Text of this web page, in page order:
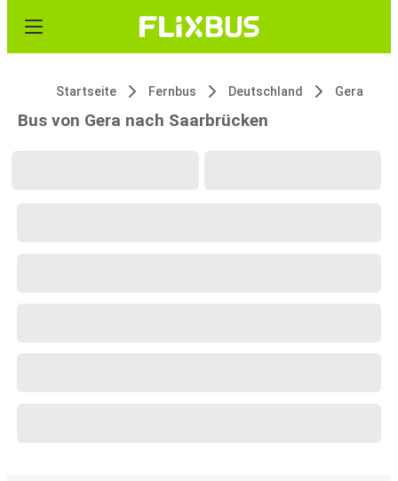
Startseite Fernbus Deutschland Gera
Bus von Gera nach Saarbrücken